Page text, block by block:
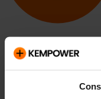
Kempower e ChargEye
USA e in altri paesi e